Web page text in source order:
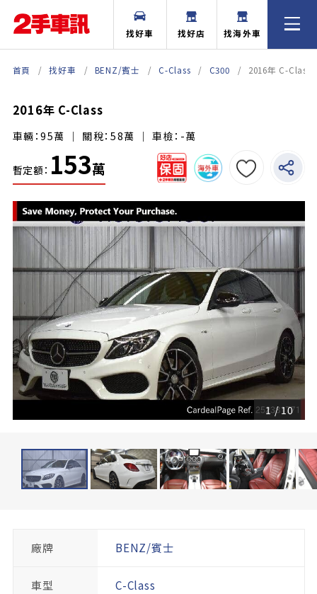
找好車 找好店 找海外車
首頁 找好車 BENZ/賓士 C-Class C300 2016年 C-Class
2016年 C-Class
車輛：95萬 ｜ 關稅：58萬 ｜ 車檢：-萬
暫定額： 153萬
1/10
廠牌 BENZ/賓士
車型 C-Class